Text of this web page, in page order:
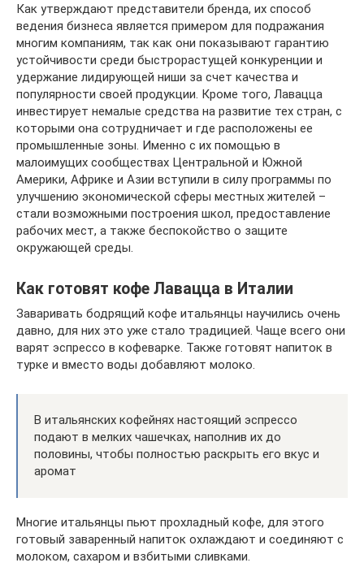
Как утверждают представители бренда, их способ
ведения бизнеса является примером для подражания
многим компаниям, так как они показывают гарантию
устойчивости среди быстрорастущей конкуренции и
удержание лидирующей ниши за счет качества и
популярности своей продукции. Кроме того, Лавацца
инвестирует немалые средства на развитие тех стран, с
которыми она сотрудничает и где расположены ее
промышленные зоны. Именно с их помощью в
малоимущих сообществах Центральной и Южной
Америки, Африке и Азии вступили в силу программы по
улучшению экономической сферы местных жителей –
стали возможными построения школ, предоставление
рабочих мест, а также беспокойство о защите
окружающей среды.
Как готовят кофе Лавацца в Италии
Заваривать бодрящий кофе итальянцы научились очень
давно, для них это уже стало традицией. Чаще всего они
варят эспрессо в кофеварке. Также готовят напиток в
турке и вместо воды добавляют молоко.
В итальянских кофейнях настоящий эспрессо
подают в мелких чашечках, наполнив их до
половины, чтобы полностью раскрыть его вкус и
аромат
Многие итальянцы пьют прохладный кофе, для этого
готовый заваренный напиток охлаждают и соединяют с
молоком, сахаром и взбитыми сливками.